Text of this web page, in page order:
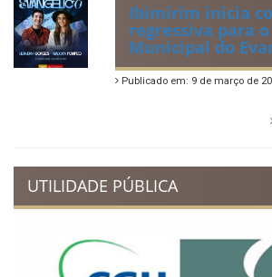
Ibimirim inicia
regressiva para
Municipal do
Publicado em: 9 de março de
UTILIDADE PÚBLICA